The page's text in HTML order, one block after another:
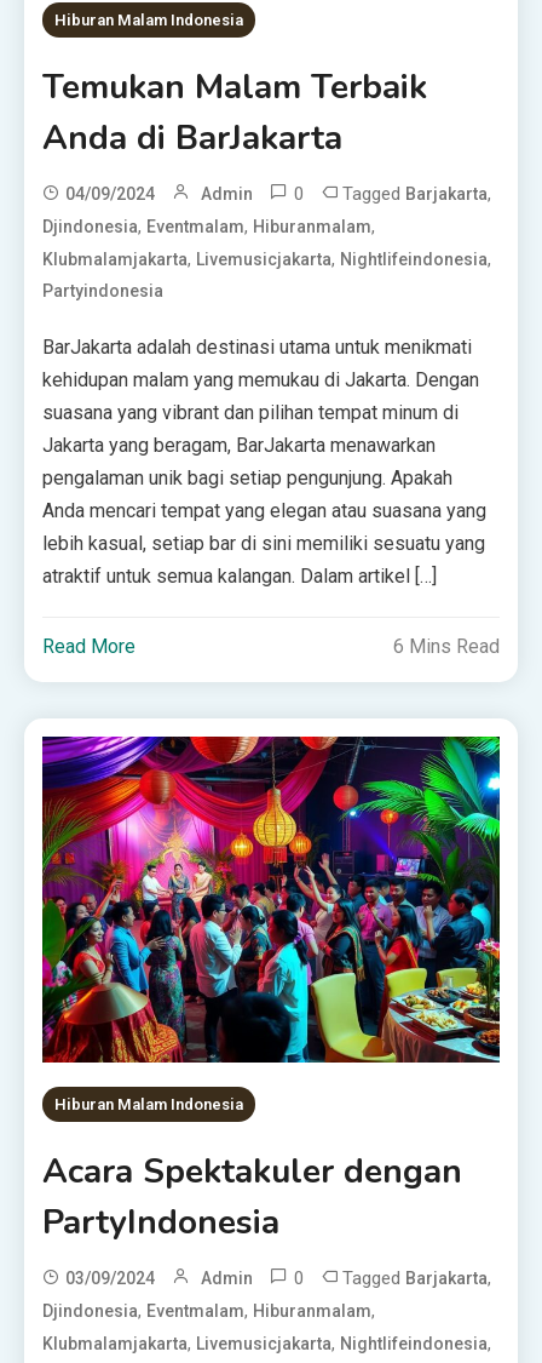
Hiburan Malam Indonesia
Temukan Malam Terbaik
Anda di BarJakarta
04/09/2024 Admin 0 Tagged Barjakarta,
Djindonesia, Eventmalam, Hiburanmalam,
Klubmalamjakarta, Livemusicjakarta, Nightlifeindonesia,
Partyindonesia
BarJakarta adalah destinasi utama untuk menikmati
kehidupan malam yang memukau di Jakarta. Dengan
suasana yang vibrant dan pilihan tempat minum di
Jakarta yang beragam, BarJakarta menawarkan
pengalaman unik bagi setiap pengunjung. Apakah
Anda mencari tempat yang elegan atau suasana yang
lebih kasual, setiap bar di sini memiliki sesuatu yang
atraktif untuk semua kalangan. Dalam artikel […]
Read More 6 Mins Read
Hiburan Malam Indonesia
Acara Spektakuler dengan
PartyIndonesia
03/09/2024 Admin 0 Tagged Barjakarta,
Djindonesia, Eventmalam, Hiburanmalam,
Klubmalamjakarta, Livemusicjakarta, Nightlifeindonesia,